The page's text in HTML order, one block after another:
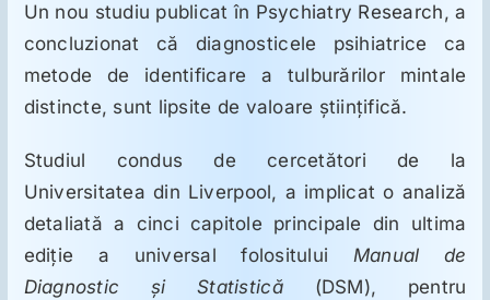
Dietă
ORL
Oncologie
lipsite
de
semnificație
științifică
Un nou studiu publicat în Psychiatry Research, a
concluzionat că diagnosticele psihiatrice ca
metode de identificare a tulburărilor mintale
distincte, sunt lipsite de valoare științifică.
Studiul condus de cercetători de la
Universitatea din Liverpool, a implicat o analiză
detaliată a cinci capitole principale din ultima
ediție a universal folositului Manual de
Diagnostic și Statistică(DSM), pentru